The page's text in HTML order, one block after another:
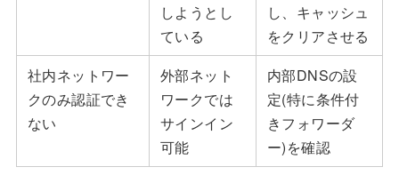
しようとし
ている
し、キャッシュ
をクリアさせる
社内ネットワー
クのみ認証でき
ない
外部ネット
ワークでは
サインイン
可能
内部DNSの設
定(特に条件付
きフォワーダ
ー)を確認